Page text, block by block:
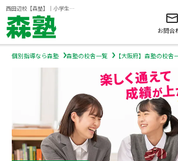
西田辺校【森塾】｜小学生・中学生・高校生の個別指導塾・学習塾
小学生の個別指導
中学生の個別指導
高校生の個別指導
お問合
個別指導なら森塾 森塾の校舎一覧 【大阪府】森塾の校舎